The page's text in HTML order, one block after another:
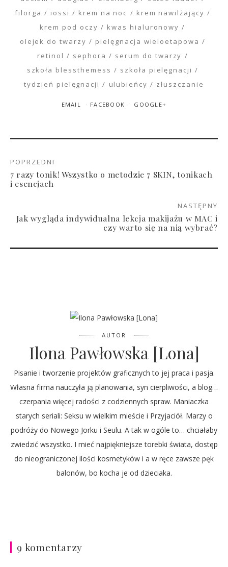
filorga
iossi krem na noc
krem nawilżający
krem pod oczy
kwas hialuronowy
olejek do twarzy
pielęgnacja wieloetapowa
retinol
sephora
serum do twarzy
szkoła blessthemess
szkoła pielęgnacji
tydzień pielęgnacji
ulubieńcy złuszczanie
EMAIL FACEBOOK GOOGLE+
POPRZEDNI
7 razy tonik! Wszystko o metodzie 7 SKIN, tonikach
i esencjach
NASTĘPNY
Jak wygląda indywidualna lekcja makijażu w MAC i
czy warto się na nią wybrać?
AUTOR
Ilona Pawłowska [Lona]
Pisanie i tworzenie projektów graficznych to jej praca i pasja.
Własna firma nauczyła ją planowania, syn cierpliwości, a blog…
czerpania więcej radości z codziennych spraw. Maniaczka
starych seriali: Seksu w wielkim mieście i Przyjaciół. Marzy o
podróży do Nowego Jorku i Seulu. A tak w ogóle to… chciałaby
zwiedzić wszystko. I mieć najpiękniejsze torebki świata, dostęp
do nieograniczonej ilości kosmetyków i a w ręce zawsze pęk
balonów, bo kocha je od dzieciaka.
9 komentarzy